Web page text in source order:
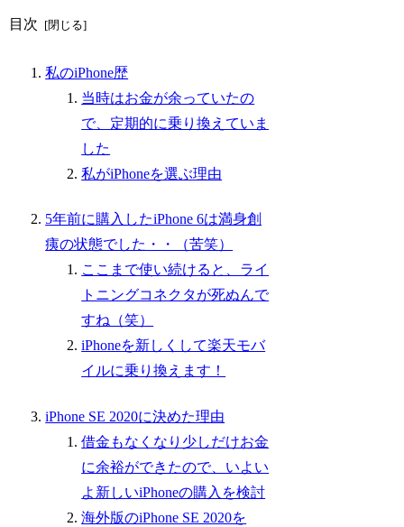
目次
私のiPhone歴
当時はお金が余っていたの
で、定期的に乗り換えていま
した
私がiPhoneを選ぶ理由
5年前に購入したiPhone 6は満身創
痍の状態でした・・（苦笑）
ここまで使い続けると、ライ
トニングコネクタが死ぬんで
すね（笑）
iPhoneを新しくして楽天モバ
イルに乗り換えます！
iPhone SE 2020に決めた理由
借金もなくなり少しだけお金
に余裕ができたので、いよい
よ新しいiPhoneの購入を検討
海外版のiPhone SE 2020を